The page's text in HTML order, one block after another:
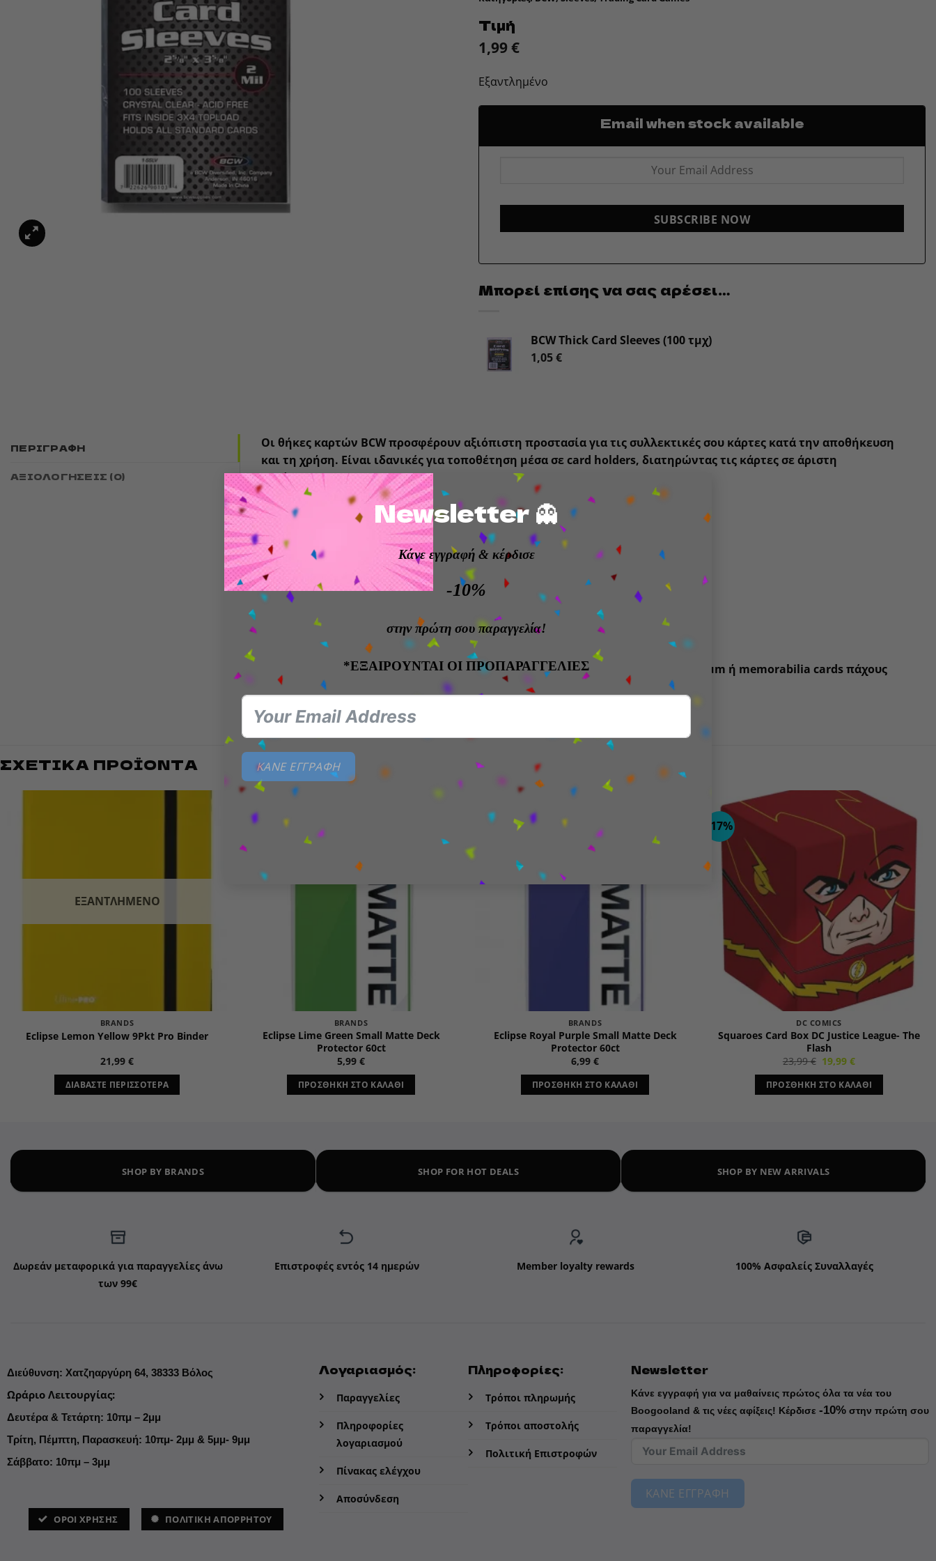
Newsletter 👻
Κάνε εγγραφή & κέρδισε
-10%
στην πρώτη σου παραγγελία!
*ΕΞΑΙΡΟΥΝΤΑΙ ΟΙ ΠΡΟΠΑΡΑΓΓΕΛΙΕΣ
ΚΑΝΕ ΕΓΓΡΑΦΗ
Τιμή
1,99€
Εξαντλημένο
Email when stock available
SUBSCRIBE NOW
Μπορεί επίσης να σας αρέσει…
BCW Thick Card Sleeves (100 τμχ)
1,05€
ΠΕΡΙΓΡΑΦΉ
ΑΞΙΟΛΟΓΉΣΕΙΣ (0)
Οι θήκες καρτών BCW προσφέρουν αξιόπιστη προστασία για τις συλλεκτικές σου κάρτες κατά την αποθήκευση
και τη χρήση. Είναι ιδανικές για τοποθέτηση μέσα σε card holders, διατηρώντας τις κάρτες σε άριστη
κατάσταση.
Χαρακτηριστικά
🃏 Προστατεύουν από φθορές, γρατζουνιές και δαχτυλιές
📁 Κατάλληλες για χρήση σε holders κάρτας
📦 100 θήκες ανά πακέτο
✅ Ιδανικές για trading cards και συλλογές.
Ιδανικές για sports cards τηςPanini,Topps, καθώς και για οποιεσδήποτε premium ή memorabilia cards πάχους
55pt έως 240pt
ΣΧΕΤΙΚΆ ΠΡΟΪΌΝΤΑ
ΕΞΑΝΤΛΗΜΈΝΟ
BRANDS
Eclipse Lemon Yellow 9Pkt Pro Binder
21,99 €
ΔΙΑΒΆΣΤΕ ΠΕΡΙΣΣΌΤΕΡΑ
wishlist
BRANDS
Eclipse Lime Green Small Matte Deck
Protector 60ct
5,99 €
ΠΡΟΣΘΉΚΗ ΣΤΟ ΚΑΛΆΘΙ
wishlist
BRANDS
Eclipse Royal Purple Small Matte Deck
Protector 60ct
6,99 €
ΠΡΟΣΘΉΚΗ ΣΤΟ ΚΑΛΆΘΙ
-17%
DC COMICS
Squaroes Card Box DC Justice League- The
Flash
23,99€ Original
price
was:
23,99 €.
19,99€Η
τιμή
είναι:
19,99 €.
ΠΡΟΣΘΉΚΗ ΣΤΟ ΚΑΛΆΘΙ
SHOP BY BRANDS SHOP FOR HOT DEALS SHOP BY NEW ARRIVALS
Δωρεάν μεταφορικά για παραγγελίες άνω
των 99€
Επιστροφές εντός 14 ημερών Member loyalty rewards 100% Ασφαλείς Συναλλαγές
Διεύθυνση: Χατζηαργύρη 64, 38333 Βόλος
Ωράριο Λειτουργίας:
Δευτέρα & Τετάρτη: 10πμ – 2μμ
Τρίτη, Πέμπτη, Παρασκευή: 10πμ- 2μμ & 5μμ- 9μμ
Σάββατο: 10πμ – 3μμ
ΌΡΟΙ ΧΡΗΣΗΣ ΠΟΛΙΤΙΚΗ ΑΠΟΡΡΗΤΟΥ
Λογαριασμός:
Παραγγελίες
Πληροφορίες
λογαριασμού
Πίνακας ελέγχου
Αποσύνδεση
Πληροφορίες:
Τρόποι πληρωμής
Τρόποι αποστολής
Πολιτική Επιστροφών
Newsletter
Κάνε εγγραφή για να μαθαίνεις πρώτος όλα τα νέα του
Boogooland & τις νέες αφίξεις! Κέρδισε -10%στην πρώτη σου
παραγγελία!
ΚΑΝΕ ΕΓΓΡΑΦΗ